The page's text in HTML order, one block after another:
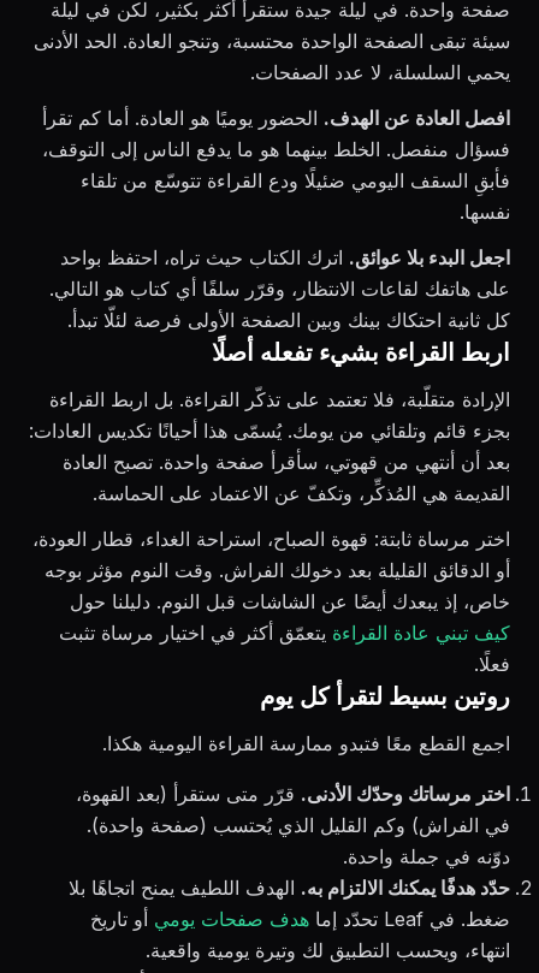
صفحة واحدة. في ليلة جيدة ستقرأ أكثر بكثير، لكن في ليلة
سيئة تبقى الصفحة الواحدة محتسبة، وتنجو العادة. الحد الأدنى
يحمي السلسلة، لا عدد الصفحات.
افصل العادة عن الهدف. الحضور يوميًا هو العادة. أما كم تقرأ
فسؤال منفصل. الخلط بينهما هو ما يدفع الناس إلى التوقف،
فأبقِ السقف اليومي ضئيلًا ودع القراءة تتوسّع من تلقاء
نفسها.
اجعل البدء بلا عوائق. اترك الكتاب حيث تراه، احتفظ بواحد
على هاتفك لقاعات الانتظار، وقرّر سلفًا أي كتاب هو التالي.
كل ثانية احتكاك بينك وبين الصفحة الأولى فرصة لئلّا تبدأ.
اربط القراءة بشيء تفعله أصلًا
الإرادة متقلّبة، فلا تعتمد على تذكّر القراءة. بل اربط القراءة
بجزء قائم وتلقائي من يومك. يُسمّى هذا أحيانًا تكديس العادات:
بعد أن أنتهي من قهوتي، سأقرأ صفحة واحدة. تصبح العادة
القديمة هي المُذكِّر، وتكفّ عن الاعتماد على الحماسة.
اختر مرساة ثابتة: قهوة الصباح، استراحة الغداء، قطار العودة،
أو الدقائق القليلة بعد دخولك الفراش. وقت النوم مؤثر بوجه
خاص، إذ يبعدك أيضًا عن الشاشات قبل النوم. دليلنا حول
كيف تبني عادة القراءة يتعمّق أكثر في اختيار مرساة تثبت
فعلًا.
روتين بسيط لتقرأ كل يوم
اجمع القطع معًا فتبدو ممارسة القراءة اليومية هكذا.
اختر مرساتك وحدّك الأدنى. قرّر متى ستقرأ (بعد القهوة،
في الفراش) وكم القليل الذي يُحتسب (صفحة واحدة).
دوّنه في جملة واحدة.
حدّد هدفًا يمكنك الالتزام به. الهدف اللطيف يمنح اتجاهًا بلا
ضغط. في Leaf تحدّد إما
هدف صفحات يومي أو تاريخ
انتهاء، ويحسب التطبيق لك وتيرة يومية واقعية.